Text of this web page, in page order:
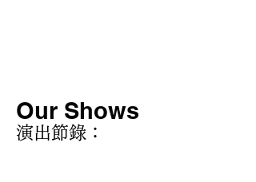
Our Shows
演出節錄：